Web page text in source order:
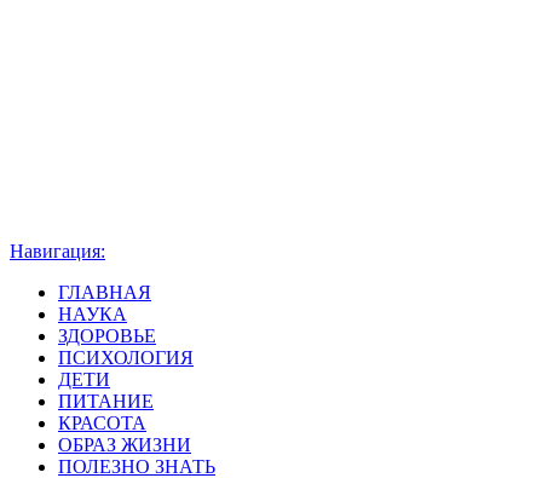
Навигация:
ГЛАВНАЯ
НАУКА
ЗДОРОВЬЕ
ПСИХОЛОГИЯ
ДЕТИ
ПИТАНИЕ
КРАСОТА
ОБРАЗ ЖИЗНИ
ПОЛЕЗНО ЗНАТЬ